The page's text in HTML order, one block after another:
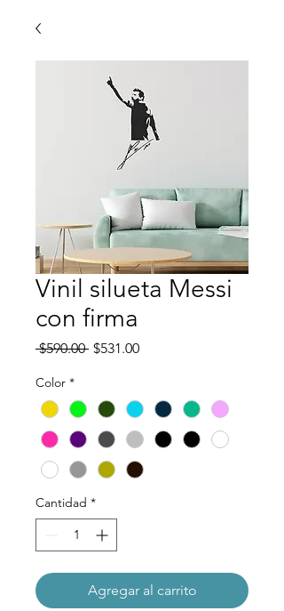
Vinil silueta Messi
con firma
$590.00 Precio
$531.00Precio
Color *
Cantidad *
Agregar al carrito